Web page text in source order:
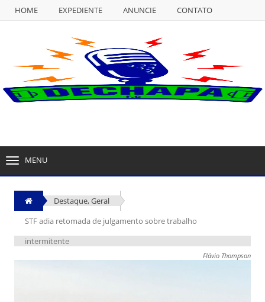
HOME EXPEDIENTE ANUNCIE
CONTATO
EXPEDIENTE ANUNCIE
MENU
Destaque,Geral
STF adia retomada de julgamento sobre trabalho
intermitente
Flávio Thompson